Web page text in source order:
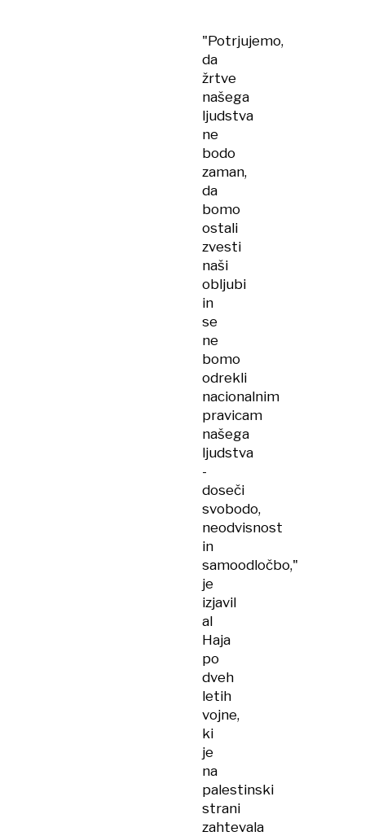
vračaš
domov!«
"Potrjujemo,
da
žrtve
našega
ljudstva
ne
bodo
zaman,
da
bomo
ostali
zvesti
naši
obljubi
in
se
ne
bomo
odrekli
nacionalnim
pravicam
našega
ljudstva
-
doseči
svobodo,
neodvisnost
in
samoodločbo,"
je
izjavil
al
Haja
po
dveh
letih
vojne,
ki
je
na
palestinski
strani
zahtevala